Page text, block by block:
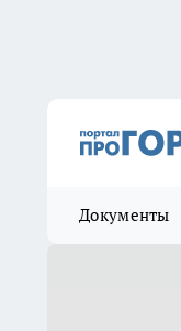
Документы